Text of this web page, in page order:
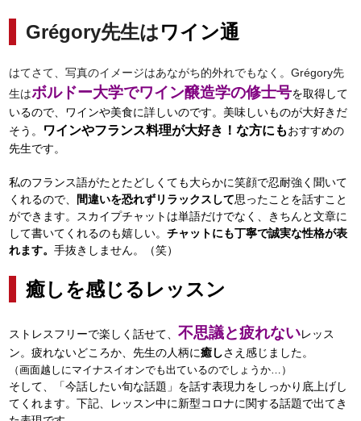
Grégory先生はワイン通
はてさて、写真のイメージはあながち的外れでもなく。Grégory先
生はボルドー大学でワイン醸造学の修士号を取得して
いるので、ワインや美食に詳しいのです。 美味しいものが大好きだ
そう。
ワインやフランス料理が大好き！な方にもおすすめの
先生です。
私のフランス語がたとたどしくても大らかに笑顔で忍耐強く聞いて
くれるので、
間違いを恐れずリラックスして思ったことを話すこと
ができます。スカイプチャットは単語だけでなく、
きちんと文章に
して書いてくれるのも嬉しい。チャットにも丁寧で誠実な性格が表
れます。手抜きしません。（笑）
癒しを感じるレッスン
ストレスフリーで楽しく話せて、不思議と疲れないレッス
ン。疲れないどころか、先生の人柄に癒しさえ感じました。
（画面越しにマイナスイオンでも出ているのでしょうか…）
そして、「今話したい旬な話題」 を話す表現力をしっかり底上げし
てくれます。下記、レッスン中に新型コロナに関する話題で出てき